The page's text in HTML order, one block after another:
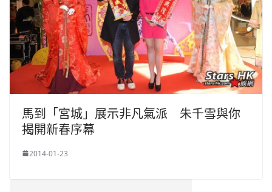
馬到「宮城」展示非凡氣派 朱千雪與你
揭開新春序幕
2014-01-23